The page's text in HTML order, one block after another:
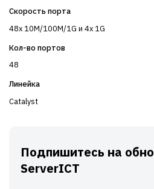
Скорость порта
48x 10M/100M/1G и 4x 1G
Кол-во портов
48
Линейка
Catalyst
Подпишитесь на
ServerICT